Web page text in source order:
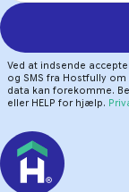
Ved at indsende
og SMS fra Hostfully
data kan forekomme.
eller HELP for hjælp.